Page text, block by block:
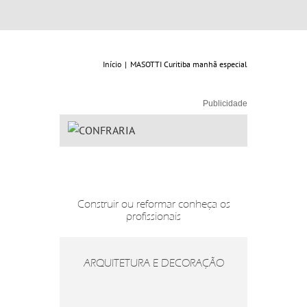
Início | MASOTTI Curitiba manhã especial
Publicidade
Construir ou reformar conheça os
profissionais
ARQUITETURA E DECORAÇÃO